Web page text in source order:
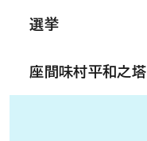
選挙
座間味村平和之塔